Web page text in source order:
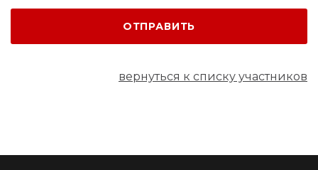
ОТПРАВИТЬ
вернуться к списку участников